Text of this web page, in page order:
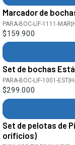
Marcador de
PARA-BOC-LIF-1111-MAR|
$159.900
Set de bochas
PARA-BOC-LIF-1001-EST
$299.000
Set de pelotas de
orificios)